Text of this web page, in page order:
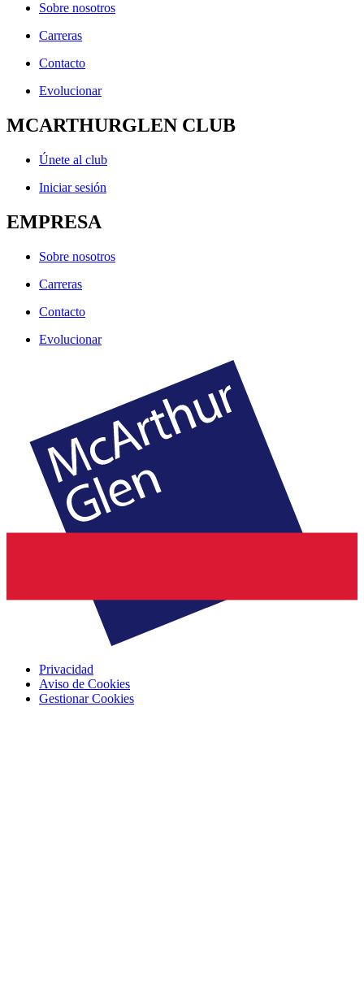
Sobre nosotros
Carreras
Contacto
Evolucionar
MCARTHURGLEN CLUB
Únete al club
Iniciar sesión
EMPRESA
Sobre nosotros
Carreras
Contacto
Evolucionar
Privacidad
Aviso de Cookies
Gestionar Cookies